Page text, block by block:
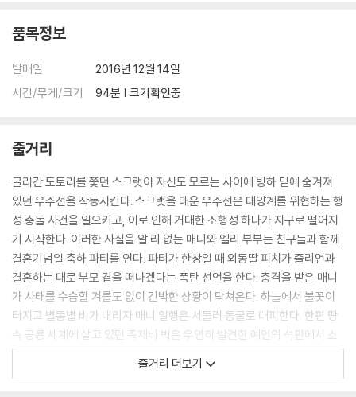
품목정보
발매일
2016년 12월 14일
시간/무게/크기
94분 | 크기확인중
줄거리
굴러간 도토리를 쫓던 스크랫이 자신도 모르는 사이에 빙하 밑에 숨겨져
있던 우주선을 작동시킨다. 스크랫을 태운 우주선은 태양계를 위협하는 행
성 충돌 사건을 일으키고, 이로 인해 거대한 소행성 하나가 지구로 떨어지
기 시작한다. 이러한 사실을 알 리 없는 매니와 엘리 부부는 친구들과 함께
결혼기념일 축하 파티를 연다. 파티가 한창일 때 외동딸 피치가 줄리언과
결혼하는 대로 부모 곁을 떠나겠다는 폭탄 선언을 한다. 충격을 받은 매니
가 사태를 수습할 겨를도 없이 긴박한 상황이 닥쳐온다. 하늘에서 불꽃이
터지고 별똥별 비가 내리자 매니 일행은 서둘러 동굴로 대피한다. 한편 땅
속 공룡 세계에 살고 있던 족제비 벅은 우연히 발견한 예언의 석판에서 소
행성이 포유류를 멸종시키는 그림을 보고는 지상으로 돌아온다. 곧 벅과
빙하기 친구들은 소행성으로부터 지구를 구할 방법을 찾기 위해 모험을 시
줄거리 더보기